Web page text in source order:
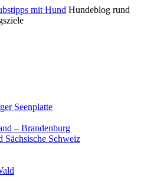
mit Hund Hundeblog rund
Seenplatte
– Brandenburg
Sächsische Schweiz